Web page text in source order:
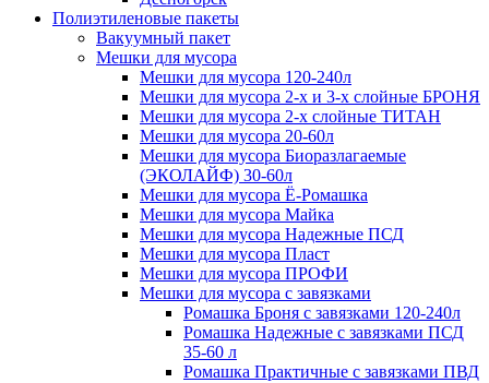
Полиэтиленовые пакеты
Вакуумный пакет
Мешки для мусора
Мешки для мусора 120-240л
Мешки для мусора 2-х и 3-х слойные БРОНЯ
Мешки для мусора 2-х слойные ТИТАН
Мешки для мусора 20-60л
Мешки для мусора Биоразлагаемые
(ЭКОЛАЙФ) 30-60л
Мешки для мусора Ё-Ромашка
Мешки для мусора Майка
Мешки для мусора Надежные ПСД
Мешки для мусора Пласт
Мешки для мусора ПРОФИ
Мешки для мусора с завязками
Ромашка Броня с завязками 120-240л
Ромашка Надежные с завязками ПСД
35-60 л
Ромашка Практичные с завязками ПВД